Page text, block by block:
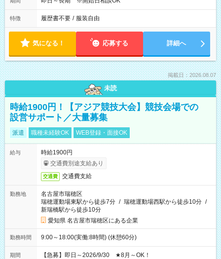
特徴 履歴書不要 / 服装自由
気になる！ 応募する 詳細へ
掲載日：2026.08.07
未読
時給1900円！【アジア競技大会】競技会場での
設営サポート／大量募集
派遣 職種未経験OK WEB登録・面接OK
給与
時給1900円
交通費別途支給あり
交通費 交通費支給
勤務地
名古屋市瑞穂区
瑞穂運動場東駅から徒歩7分 / 瑞穂運動場西駅から徒歩10分 /
新瑞橋駅から徒歩10分
愛知県 名古屋市瑞穂区にある企業
勤務時間 9:00～18:00(実働:8時間) (休憩60分)
期間 【急募】即日～2026/9/30 ★8月～OK！